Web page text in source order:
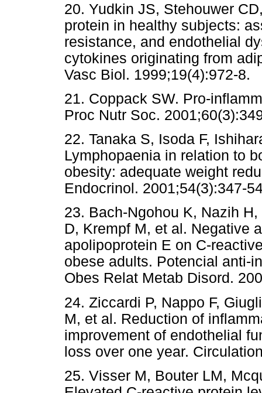
20. Yudkin JS, Stehouwer
protein in healthy subjects:
resistance, and endothelial
cytokines originating from
Vasc Biol. 1999;19(4):972-8.
21. Coppack SW. Pro-
Proc Nutr Soc.
22. Tanaka S, Isoda F,
Lymphopaenia in relation to
obesity: adequate weight
Endocrinol. 2001;54(3):347-
23. Bach-Ngohou K, Nazih
D, Krempf M, et al. Negative
apolipoprotein E on C-
obese adults. Potencial anti-
Obes Relat Metab Disord.
24. Ziccardi P, Nappo F,
M, et al. Reduction of
improvement of endothelial
loss over one year.
25. Visser M, Bouter LM,